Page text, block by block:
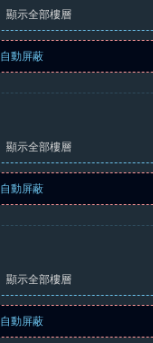
顯示全部樓層
動屏蔽
顯示全部樓層
動屏蔽
顯示全部樓層
動屏蔽